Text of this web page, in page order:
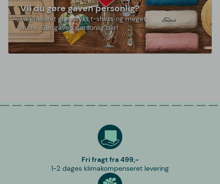
Vil du gøre gaven personlig?
Få graveret glas, trykt t-shirts og meget
mere. Gør gaven personlig her!
Fri fragt fra 499,-
1-2 dages klimakompenseret levering